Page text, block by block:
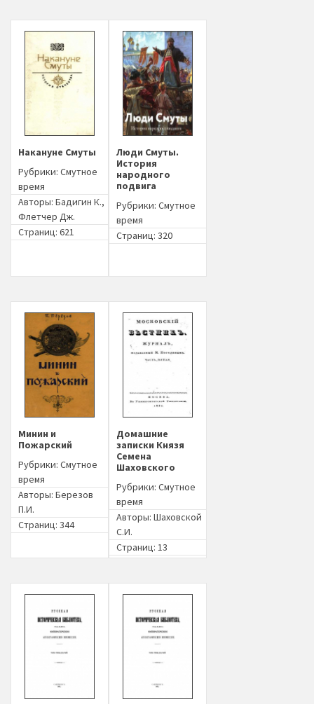
Накануне Смуты
Рубрики: Смутное
время
Авторы: Бадигин К.,
Флетчер Дж.
Страниц: 621
Люди Смуты.
История
народного
подвига
Рубрики: Смутное
время
Страниц: 320
Минин и
Пожарский
Рубрики: Смутное
время
Авторы: Березов
П.И.
Страниц: 344
Домашние
записки Князя
Семена
Шаховского
Рубрики: Смутное
время
Авторы: Шаховской
С.И.
Страниц: 13